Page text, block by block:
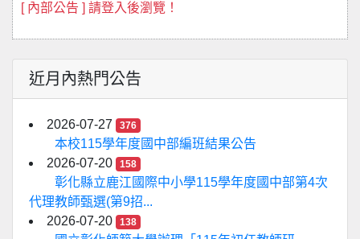
[ 內部公告 ] 請登入後瀏覽！
近月內熱門公告
2026-07-27 376
本校115學年度國中部編班結果公告
2026-07-20
158
彰化縣立鹿江國際中小學115學年度國中部第4次
代理教師甄選(第9招...
2026-07-20
138